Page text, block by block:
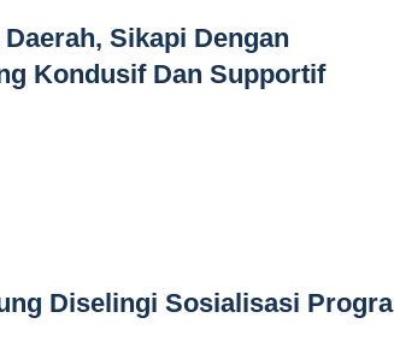
Sikapi Dengan
Kondusif Dan Supportif
Diselingi Sosialisasi